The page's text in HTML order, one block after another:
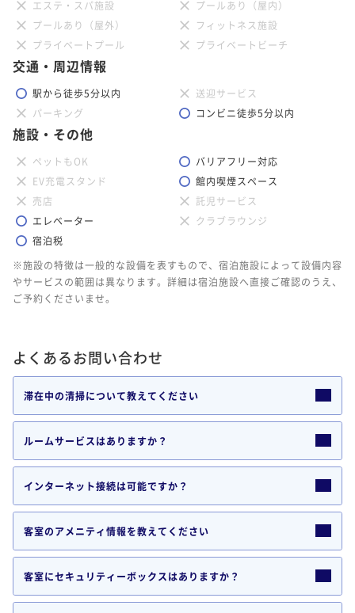
エステ・スパ施設
プールあり（屋内）
プールあり（屋外）
フィットネス施設
プライベートプール
プライベートビーチ
交通・周辺情報
駅から徒歩5分以内
送迎サービス
パーキング
コンビニ徒歩5分以内
施設・その他
ペットもOK
バリアフリー対応
EV充電スタンド
館内喫煙スペース
売店
託児サービス
エレベーター
クラブラウンジ
宿泊税
※施設の特徴は一般的な設備を表すもので、宿泊施設によって設備内容
やサービスの範囲は異なります。詳細は宿泊施設へ直接ご確認のうえ、
ご予約くださいませ。
よくあるお問い合わせ
滞在中の清掃について教えてください
ルームサービスはありますか？
インターネット接続は可能ですか？
客室のアメニティ情報を教えてください
客室にセキュリティーボックスはありますか？